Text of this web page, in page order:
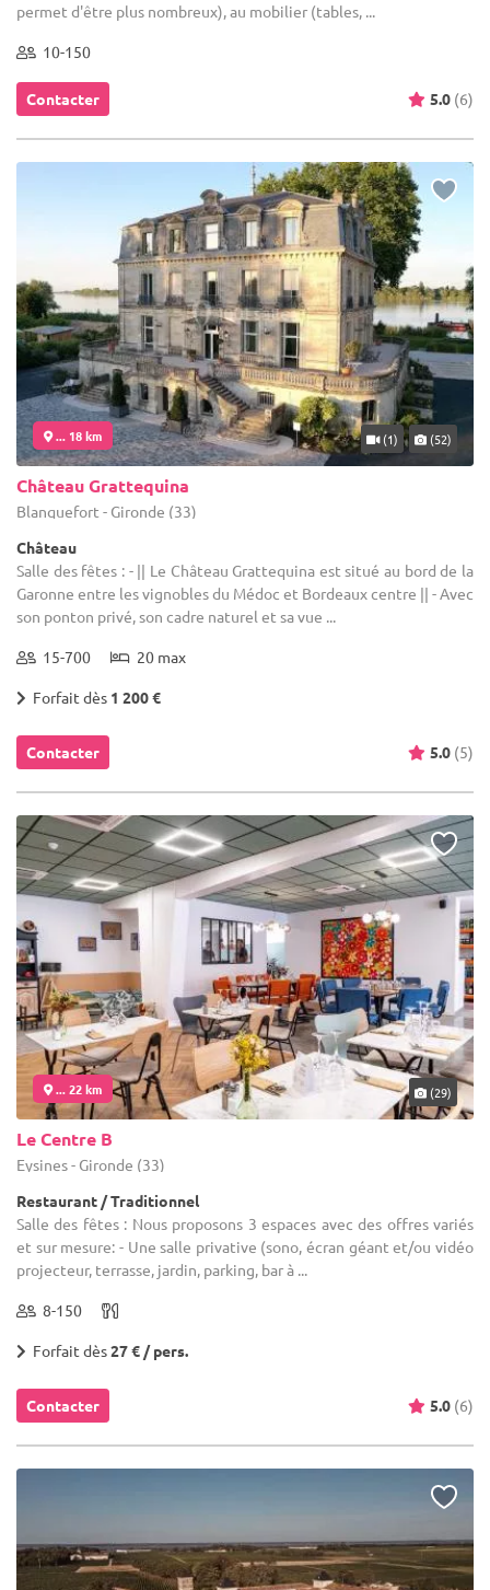
permet d'être plus nombreux), au mobilier (tables, ...
10-150
Contacter 5.0 (6)
... 18 km (1) (52)
Château Grattequina
Blanquefort - Gironde (33)
Château
Salle des fêtes : - || Le Château Grattequina est situé au bord de la
Garonne entre les vignobles du Médoc et Bordeaux centre || - Avec
son ponton privé, son cadre naturel et sa vue ...
15-700 20 max
Forfait dès 1 200 €
Contacter 5.0 (5)
... 22 km (29)
Le Centre B
Eysines - Gironde (33)
Restaurant / Traditionnel
Salle des fêtes : Nous proposons 3 espaces avec des offres variés
et sur mesure: - Une salle privative (sono, écran géant et/ou vidéo
projecteur, terrasse, jardin, parking, bar à ...
8-150
Forfait dès27 € / pers.
Contacter 5.0 (6)